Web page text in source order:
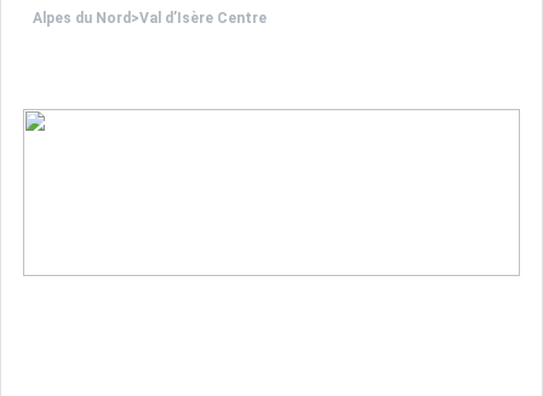
Alpes du Nord >Val d’Isère Centre